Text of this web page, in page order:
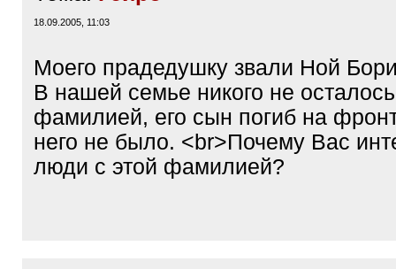
18.09.2005, 11:03
Моего прадедушку звали Ной
В нашей семье никого не
фамилией, его сын погиб на
него не было. <br>Почему Вас
люди с этой фамилией?